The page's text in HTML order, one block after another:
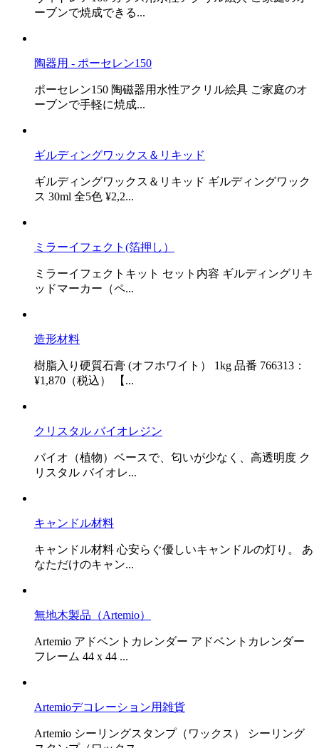
ーブンで焼成できる...
陶器用 - ポーセレン150
ポーセレン150 陶磁器用水性アクリル絵具 ご家庭のオ
ーブンで手軽に焼成...
ギルディングワックス＆リキッド
ギルディングワックス＆リキッド ギルディングワック
ス 30ml 全5色 ¥2,2...
ミラーイフェクト(箔押し）
ミラーイフェクトキット セット内容 ギルディングリキ
ッドマーカー（ペ...
造形材料
樹脂入り硬質石膏 (オフホワイト） 1kg 品番 766313：
¥1,870（税込） 【...
クリスタル バイオレジン
バイオ（植物）ベースで、匂いが少なく、高透明度 ク
リスタル バイオレ...
キャンドル材料
キャンドル材料 心安らぐ優しいキャンドルの灯り。 あ
なただけのキャン...
無地木製品（Artemio）
Artemio アドベントカレンダー アドベントカレンダー
フレーム 44 x 44 ...
Artemioデコレーション用雑貨
Artemio シーリングスタンプ（ワックス） シーリング